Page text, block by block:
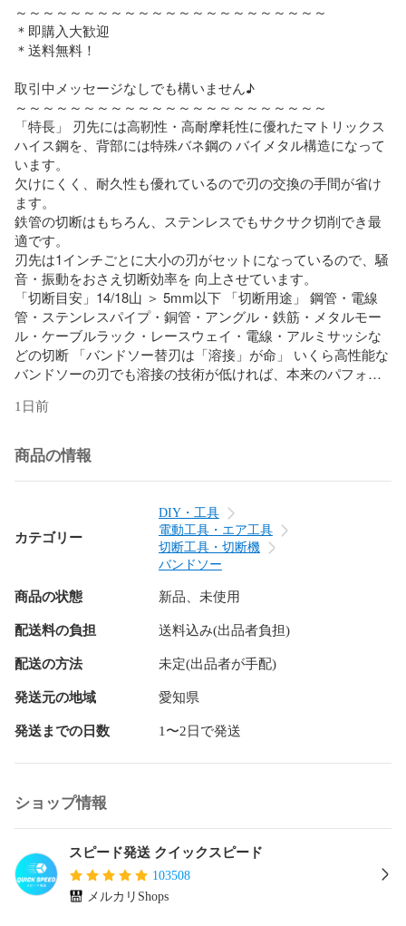
～～～～～～～～～～～～～～～～～～～～～～～
＊即購入大歓迎
＊送料無料！
取引中メッセージなしでも構いません♪
～～～～～～～～～～～～～～～～～～～～～～～
「特長」 刃先には高靭性・高耐摩耗性に優れたマトリックス
ハイス鋼を、背部には特殊バネ鋼の バイメタル構造になって
います。
欠けにくく、耐久性も優れているので刃の交換の手間が省け
ます。
鉄管の切断はもちろん、ステンレスでもサクサク切削でき最
適です。
刃先は1インチごとに大小の刃がセットになっているので、騒
音・振動をおさえ切断効率を 向上させています。
「切断目安」14/18山 ＞ 5mm以下 「切断用途」 鋼管・電線
管・ステンレスパイプ・銅管・アングル・鉄筋・メタルモー
ル・ケーブルラック・レースウェイ・電線・アルミサッシな
どの切断 「バンドソー替刃は「溶接」が命」 いくら高性能な
バンドソーの刃でも溶接の技術が低ければ、本来のパフォー
アメリカ老舗バンドソーメーカーの商品を国内の高技術な溶
よりバンドソーの不良でよくある溶接部破断が非常に少なく
抑えられています。
－－－－－－－－－－－－－－－－－－－－－－－
適合機種：パナソニックEZ45A5(X-B)(PN2G-B)(LJ2G-B)
(LJ2F-B) / マキタPB184D
山数：14/18 全長(mm)：730 幅(mm)：12.7 厚さ(mm)：0.50
刃先材質：マトリックスハイス
用途：ステンレス～一般鋼材の切断
アメリカ老舗バンドソーメーカーの商品を国内で丁寧に溶接
～～～～～～～～～～～～～～～～～～～～～～～
商品管理コード : 2B2G1TUOYP
1日前
商品の情報
カテゴリー
DIY・工具
電動工具・エア工具
切断工具・切断機
バンドソー
商品の状態 新品、未使用
配送料の負担 送料込み(出品者負担)
配送の方法 未定(出品者が手配)
発送元の地域 愛知県
発送までの日数 1〜2日で発送
ショップ情報
スピード発送 クイックスピード
103508
メルカリShops